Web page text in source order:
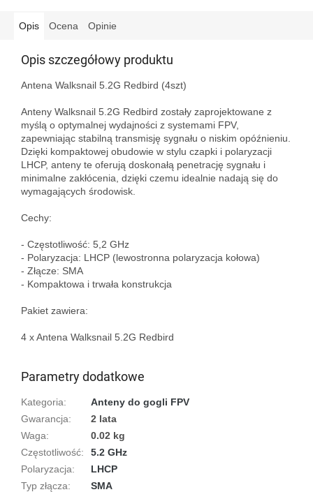
Opis Ocena Opinie
Opis szczegółowy produktu
Antena Walksnail 5.2G Redbird (4szt)
Anteny Walksnail 5.2G Redbird zostały zaprojektowane z
myślą o optymalnej wydajności z systemami FPV,
zapewniając stabilną transmisję sygnału o niskim opóźnieniu.
Dzięki kompaktowej obudowie w stylu czapki i polaryzacji
LHCP, anteny te oferują doskonałą penetrację sygnału i
minimalne zakłócenia, dzięki czemu idealnie nadają się do
wymagających środowisk.
Cechy:
- Częstotliwość: 5,2 GHz
- Polaryzacja: LHCP (lewostronna polaryzacja kołowa)
- Złącze: SMA
- Kompaktowa i trwała konstrukcja
Pakiet zawiera:
4 x Antena Walksnail 5.2G Redbird
Parametry dodatkowe
Kategoria:
Anteny do gogli FPV
Gwarancja:
2 lata
Waga:
0.02 kg
Częstotliwość:
5.2 GHz
Polaryzacja:
LHCP
Typ złącza: SMA